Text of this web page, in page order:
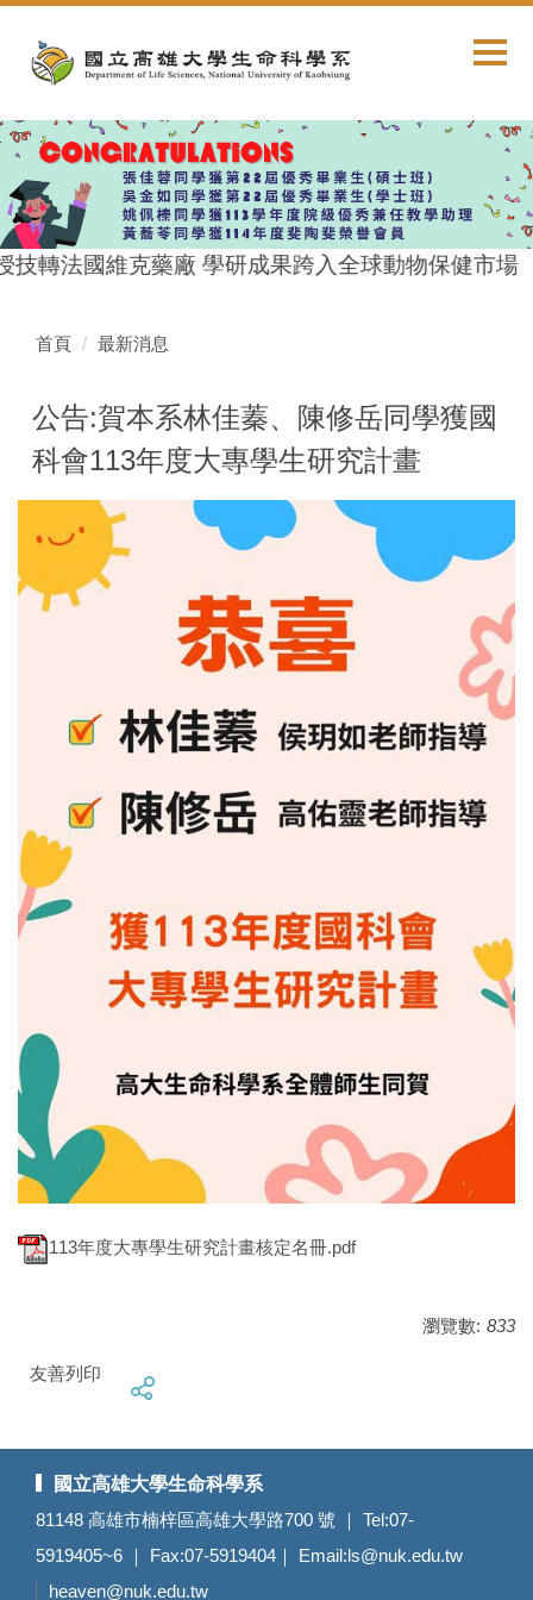
內
容
區
轉法國維克藥廠 學研成果跨入全球動物保健市場
首頁 最新消息
公告:賀本系林佳蓁、陳修岳同學獲國
科會113年度大專學生研究計畫
113年度大專學生研究計畫核定名冊.pdf
瀏覽數: 833
友善列印
國立高雄大學生命科學系
81148 高雄市楠梓區高雄大學路700 號 ｜ Tel:07-
5919405~6 ｜ Fax:07-5919404｜ Email:ls@nuk.edu.tw
heaven@nuk.edu.tw